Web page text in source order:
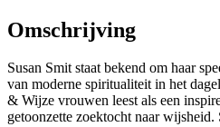
Omschrijving
Susan Smit staat bekend om haar
van moderne spiritualiteit in het
& Wijze vrouwen leest als een
getoonzette zoektocht naar